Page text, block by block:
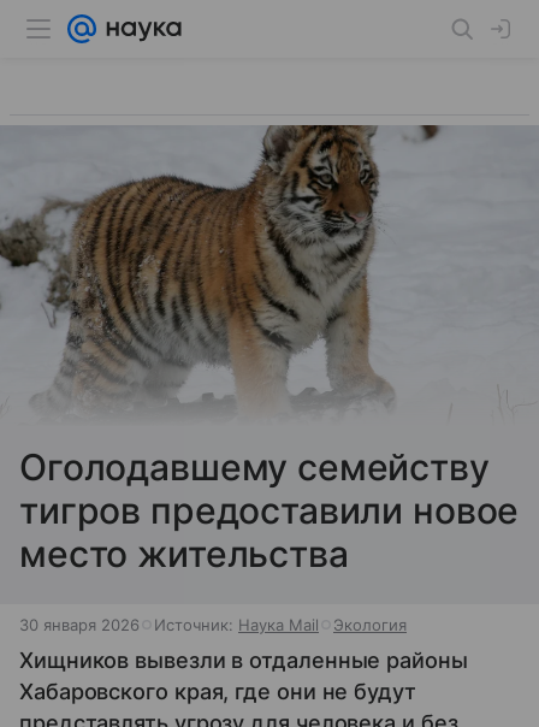
Оголодавшему семейству
тигров предоставили новое
место жительства
30 января 2026 Источник: Наука Mail Экология
Хищников вывезли в отдаленные районы
Хабаровского края, где они не будут